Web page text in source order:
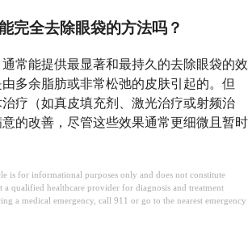
完全去除眼袋的方法吗？
常能提供最显著和最持久的去除眼袋的效
多余脂肪或非常松弛的皮肤引起的。但
疗（如真皮填充剂、激光治疗或射频治
的改善，尽管这些效果通常更细微且暂时
is for informational purposes only and does not constitute
a qualified healthcare provider for diagnosis and treatment
a medical emergency, call 911 or go to the nearest emergency